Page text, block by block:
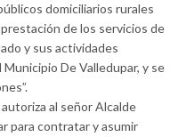
domiciliarios rurales
de los servicios de
y sus actividades
De Valledupar, y se
al señor Alcalde
para contratar y asumir